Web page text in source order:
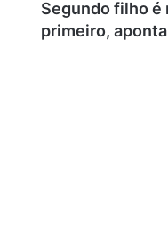
Segundo filho é
primeiro,